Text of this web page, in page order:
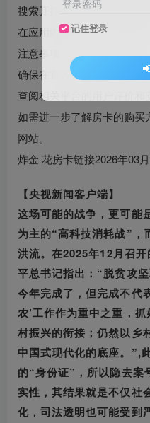
搜索开控大厅应用，并下载
在应用内进行支付以购买房
注意事项：
确保在官方渠道购买，以避
查阅相关平台的用户评价和
如需进一步了解房卡的购
网站。
炸金 花房卡链接2026年03
【央视新闻客户端】
这场可能的战争，更可能
为主的“高科技消耗战”，
洪流。在2025年12月召
平总书记指出：“脱贫攻
今年完成了，但完成不代
农’工作作为重中之重，
村振兴的衔接；仍然以乡
中国式现代化的底座。”,
的“身份证”，所以隐去案
实性，其结果就是不仅社
化，司法透明也可能受到
登录密码
记住登录